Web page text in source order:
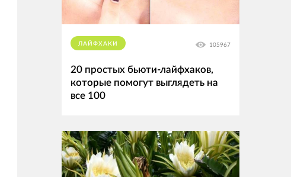
ЛАЙФХАКИ 105967
20 простых бьюти-лайфхаков,
которые помогут выглядеть на
все 100